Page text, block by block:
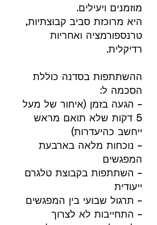
מוזמנים ויעילים.
היא מרוכזת סביב קבוצתיות,
טרנספורמציה ואחריות
רדיקלית.
ההשתתפות בסדנה כוללת
הסכמה ל:
– הגעה בזמן (איחור של מעל
5 דקות שלא תואם מראש
ייחשב כהיעדרות)
– נוכחות מלאה בארבעת
המפגשים
– השתתפות בקבוצת טלגרם
ייעודית
– תרגול שבועי בין המפגשים
– התחייבות לא לצרוך